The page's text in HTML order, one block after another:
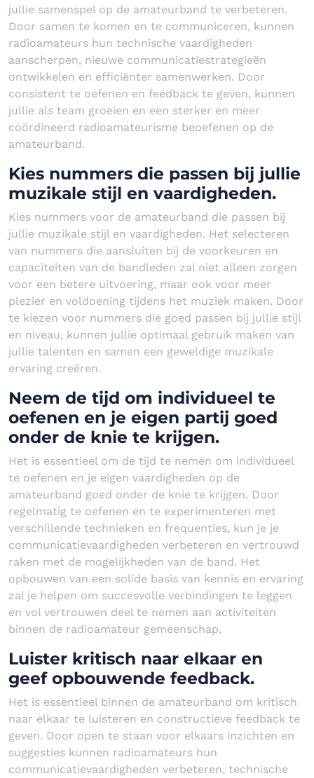
jullie samenspel op de amateurband te verbeteren.
Door samen te komen en te communiceren, kunnen
radioamateurs hun technische vaardigheden
aanscherpen, nieuwe communicatiestrategieën
ontwikkelen en efficiënter samenwerken. Door
consistent te oefenen en feedback te geven, kunnen
jullie als team groeien en een sterker en meer
coördineerd radioamateurisme beoefenen op de
amateurband.
Kies nummers die passen bij jullie
muzikale stijl en vaardigheden.
Kies nummers voor de amateurband die passen bij
jullie muzikale stijl en vaardigheden. Het selecteren
van nummers die aansluiten bij de voorkeuren en
capaciteiten van de bandleden zal niet alleen zorgen
voor een betere uitvoering, maar ook voor meer
plezier en voldoening tijdens het muziek maken. Door
te kiezen voor nummers die goed passen bij jullie stijl
en niveau, kunnen jullie optimaal gebruik maken van
jullie talenten en samen een geweldige muzikale
ervaring creëren.
Neem de tijd om individueel te
oefenen en je eigen partij goed
onder de knie te krijgen.
Het is essentieel om de tijd te nemen om individueel
te oefenen en je eigen vaardigheden op de
amateurband goed onder de knie te krijgen. Door
regelmatig te oefenen en te experimenteren met
verschillende technieken en frequenties, kun je je
communicatievaardigheden verbeteren en vertrouwd
raken met de mogelijkheden van de band. Het
opbouwen van een solide basis van kennis en ervaring
zal je helpen om succesvolle verbindingen te leggen
en vol vertrouwen deel te nemen aan activiteiten
binnen de radioamateur gemeenschap.
Luister kritisch naar elkaar en
geef opbouwende feedback.
Het is essentieel binnen de amateurband om kritisch
naar elkaar te luisteren en constructieve feedback te
geven. Door open te staan voor elkaars inzichten en
suggesties kunnen radioamateurs hun
communicatievaardigheden verbeteren, technische